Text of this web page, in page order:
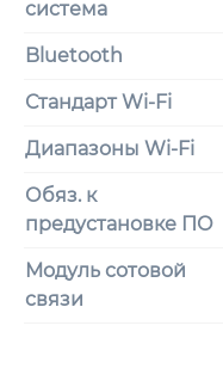
система
Bluetooth
Стандарт Wi-Fi
Диапазоны Wi-Fi
Обяз. к
предустановке ПО
Модуль сотовой
связи